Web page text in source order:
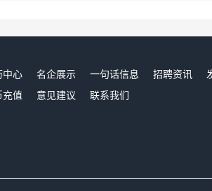
中心 名企展示 一句话信息 招聘资讯
充值 意见建议 联系我们